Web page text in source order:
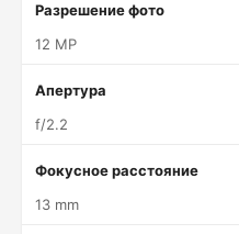
Разрешение фото
12 MP
Апертура
f/2.2
Фокусное расстояние
13 mm